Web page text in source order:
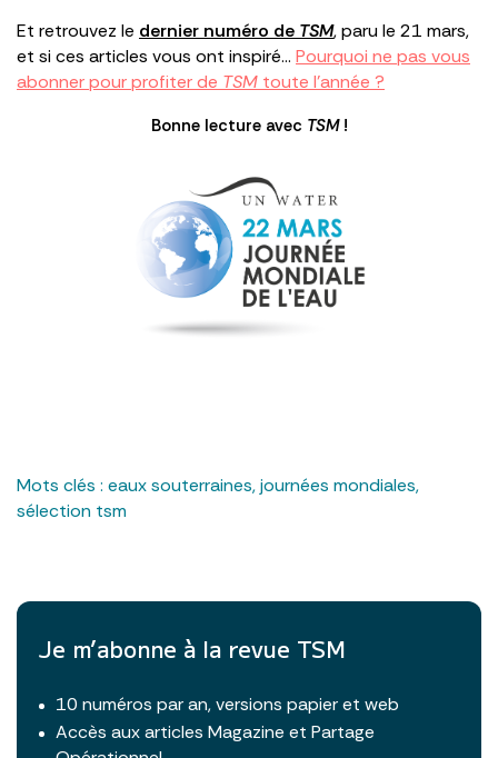
Et retrouvez le dernier numéro de TSM, paru le 21 mars,
et si ces articles vous ont inspiré… Pourquoi ne pas vous
abonner pour profiter de TSM toute l’année ?
Bonne lecture avec TSM!
Mots clés : eaux souterraines,journées mondiales,
sélection tsm
Je m’abonne à la revue TSM
10 numéros par an, versions papier et web
Accès aux articles Magazine et Partage